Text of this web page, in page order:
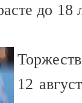
до 18
12